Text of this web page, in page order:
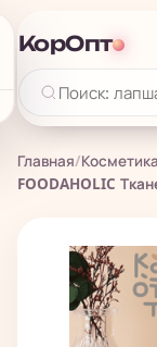
КорОпт
Главная/Косметика
FOODAHOLIC